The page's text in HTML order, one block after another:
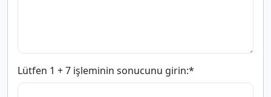
Lütfen 1 + 7 işleminin sonucunu girin:*